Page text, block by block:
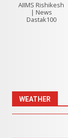
AIIMS Rishikesh
| News
Dastak100
WEATHER